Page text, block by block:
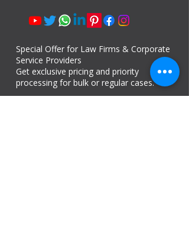
Special Offer for Law Firms & Corporate
Service Providers
Get exclusive pricing and priority
processing for bulk or regular cases.